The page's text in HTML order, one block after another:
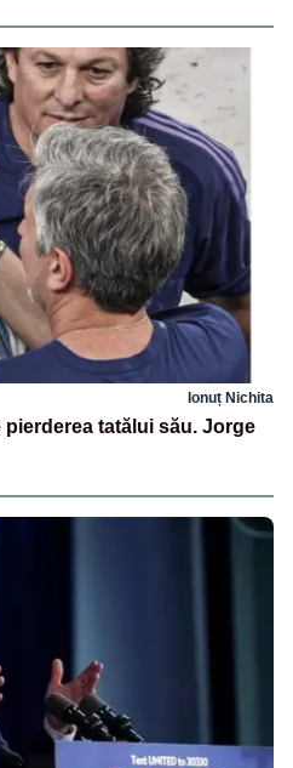
Ionuț Nichita
pierderea tatălui său. Jorge